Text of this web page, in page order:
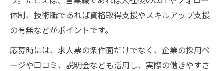
体制、技術職であれば資格取得支援やスキルアップ支援
の有無などがポイントです。
応募時には、求人票の条件面だけでなく、企業の採用ペ
ージや口コミ、説明会なども活用し、実際の働きやすさ